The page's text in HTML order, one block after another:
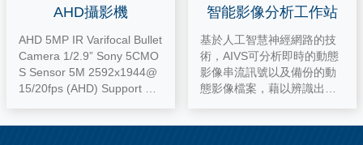
AHD攝影機
AHD 5MP IR Varifocal Bullet
Camera 1/2.9” Sony 5CMO
S Sensor 5M 2592x1944@
15/20fps (AHD) Support Dig
智能影像分析工作站
基於人工智慧神經網路的技
術，AIVS可分析即時的動態
影像串流訊號以及備份的動
態影像檔案，藉以辨識出各